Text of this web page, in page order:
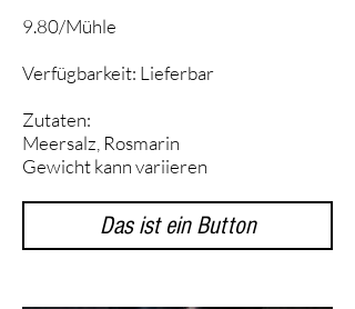
9.80/Mühle
Verfügbarkeit: Lieferbar
Zutaten:
Meersalz, Rosmarin
Gewicht kann variieren
Das ist ein Button